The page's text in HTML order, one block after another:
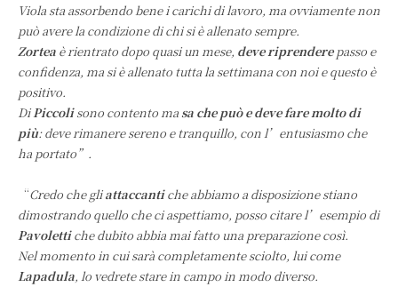
Viola sta assorbendo bene i carichi di lavoro, ma ovviamente non
può avere la condizione di chi si è allenato sempre.
Zortea è rientrato dopo quasi un mese, deve riprenderepasso e
confidenza, ma si è allenato tutta la settimana con noi e questo è
positivo.
DiPiccolisono contento masa che può e deve fare molto di
più: deve rimanere sereno e tranquillo, con l’entusiasmo che
ha portato”.
“Credo che gliattaccantiche abbiamo a disposizione stiano
dimostrando quello che ci aspettiamo, posso citare l’esempio di
Pavolettiche dubito abbia mai fatto una preparazione così.
Nel momento in cui sarà completamente sciolto, lui come
Lapadula, lo vedrete stare in campo in modo diverso.